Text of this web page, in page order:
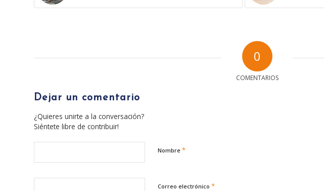
0
COMENTARIOS
Dejar un comentario
¿Quieres unirte a la conversación?
Siéntete libre de contribuir!
Nombre *
Correo electrónico *